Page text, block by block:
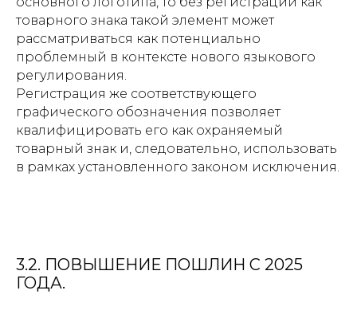
товарного знака такой элемент может
рассматриваться как потенциально
проблемный в контексте нового языкового
регулирования.
Регистрация же соответствующего
графического обозначения позволяет
квалифицировать его как охраняемый
товарный знак и, следовательно, использовать
в рамках установленного законом исключения.
3.2. ПОВЫШЕНИЕ ПОШЛИН С 2025
ГОДА.